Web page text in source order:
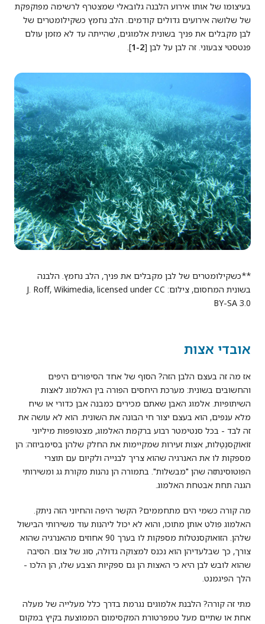
בעיצומו של אותו אירוע הלבנה גלובאלי שמצטרף לרשימה מפוקפקת
של שלושה אירועים גדולים קודמים. הלב נחמץ כשקילומטרים של
לבן מקבלים את פניך בשונית אלמוגים, שהייתה עד לא מזמן עולם
פנטסטי צבעוני. זה לבן על לבן [1-2
].
**כשקילומטרים של לבן מקבלים את פניך, הלב נחמץ. הלבנה
בשונית המחסום, צילום: J. Roff, Wikimedia, licensed under CC
BY-SA 3.0
אובדי אצות
אז מה זה בעצם הלבן הזה? הסוף של אחד הסיפורים היפים
והחשובים בשונית: מערכת היחסים הפורה בין האלמוג לאצות
השיתופיות. אלמוג האבן שאתם מכירים כמבנה אבן כדורי או שיח
מלא ענפים, הוא בעצם יצור חי הבונה את השונית. הוא לא עושה את
זה לבד - בכל סנטימטר רבוע ברקמת האלמוג, מצטופפות מיליוני
זוֹאוֹקְסנְטֶלות, אצות זעירות שמקיימות את החלק שלהן בסימביוזה: הן
מספקות לו את האנרגיה שהוא צריך לבנייה ולקיום עם תוצרי
הפוטוסינתזה שהן "מבשלות". בתמורה הן נהנות מקורת גג ומשירותי
הגנה תחת אבטחת האלמוג.
מה קורה כשמי הים מתחממים? הקשר היפה והחיוני הזה ניתק.
האלמוג פולט אותן מתוכו, והוא לא יכול ליהנות עוד משירותי הבישול
שלהן. הזואוקסנטלות מספקות לו בערך 90 אחוזים מהאנרגיה שהוא
צורך, כך שבלעדיהן הוא נכנס למצוקה גדולה, סוג של צום. הסיבה
שהוא לובש לבן היא כי האצות הן גם ספקיות הצבע שלו, הן הלכו -
הלך הפיגמנט.
מתי זה קורה? הלבנת אלמוגים נגרמת בדרך כלל מעלייה של מעלה
אחת או שתיים מעל טמפרטורת המקסימום הממוצעת בקיץ במקום